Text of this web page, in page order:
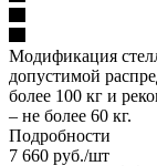
Модификация
допустимой
более 100 кг и
– не более 60 кг.
Подробности
7 660 руб./шт